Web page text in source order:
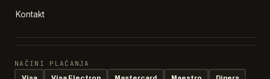
Kontakt
NAČINI PLAĆANJA